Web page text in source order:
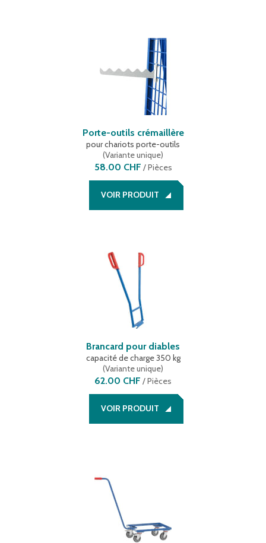
Porte-outils crémaillère
pour chariots porte-outils
(Variante unique)
58.00 CHF /Pièces
VOIR PRODUIT
Brancard pour diables
capacité de charge 350 kg
(Variante unique)
62.00 CHF /Pièces
VOIR PRODUIT